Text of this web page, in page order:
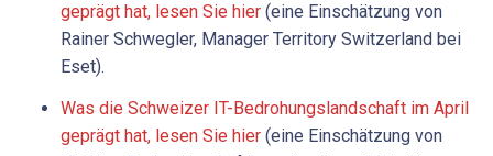
geprägt hat, lesen Sie hier (eine Einschätzung von
Rainer Schwegler, Manager Territory Switzerland bei
Eset).
Was die Schweizer IT-Bedrohungslandschaft im April
geprägt hat, lesen Sie hier (eine Einschätzung von